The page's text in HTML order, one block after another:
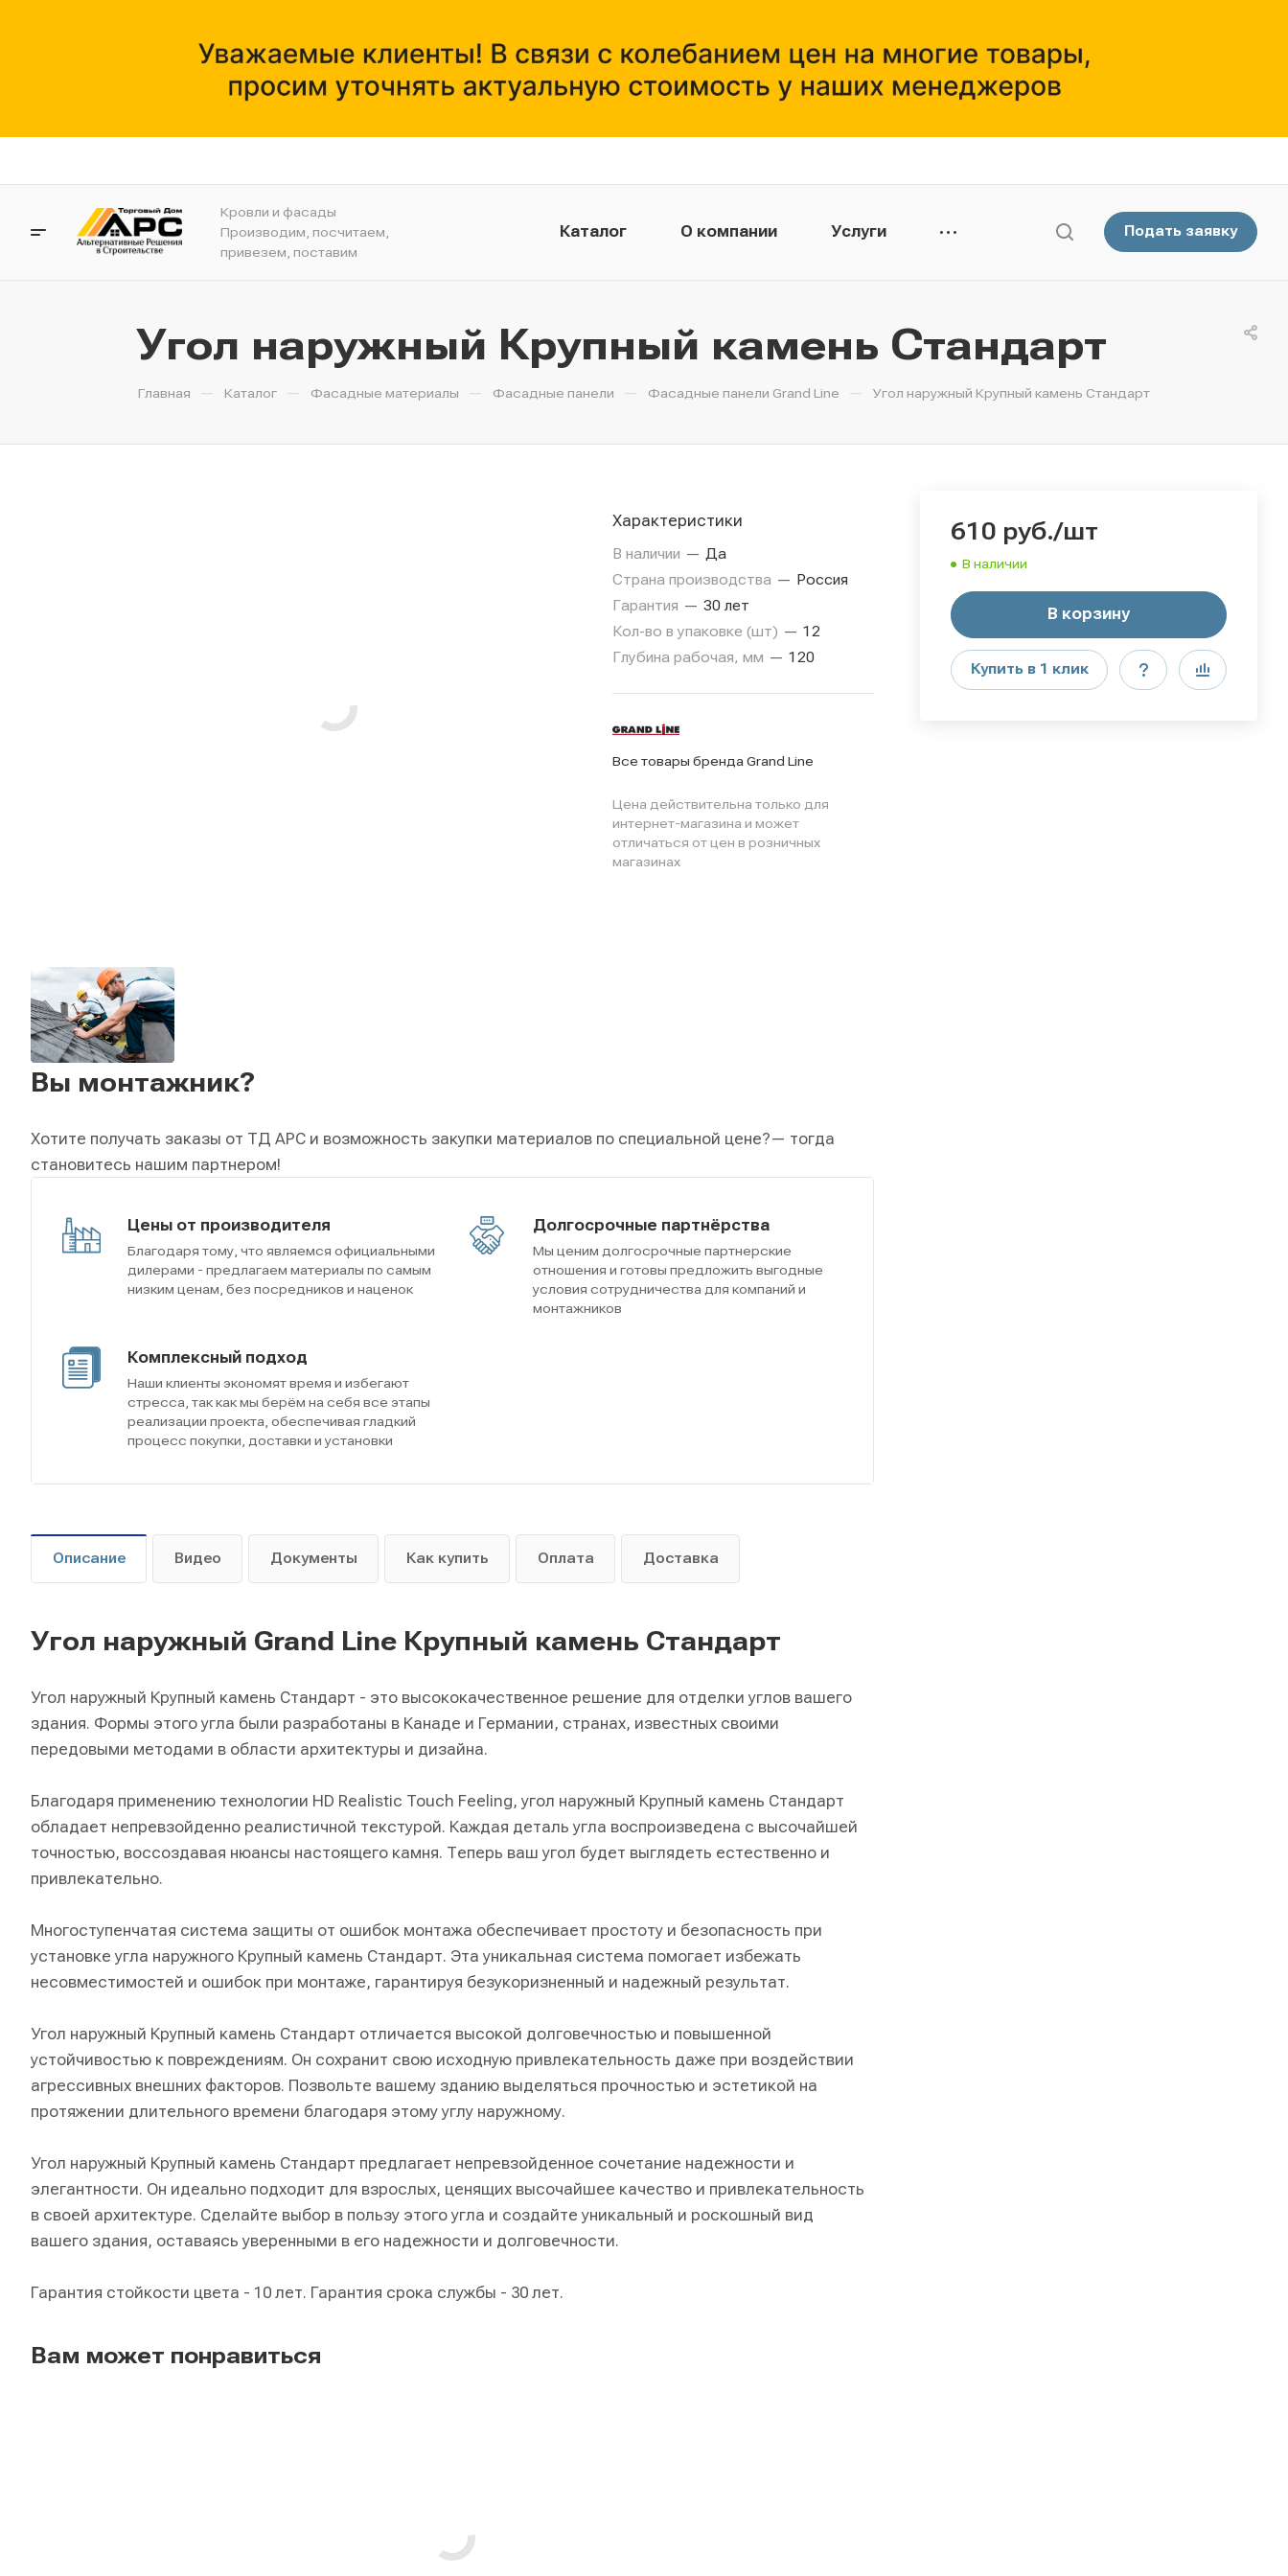
Кровли и фасады
Производим, посчитаем,
привезем, поставим
Каталог О компании Услуги Подать заявку
Угол наружный Крупный камень Стандарт
Главная — Каталог — Фасадные материалы — Фасадные панели — Фасадные панели Grand Line — Угол наружный Крупный камень Стандарт
610 руб./шт
В наличии
В корзину
Купить в 1 клик
Характеристики
В наличии — Да
Страна производства — Россия
Гарантия — 30 лет
Кол-во в упаковке (шт) — 12
Глубина рабочая, мм — 120
Все товары бренда Grand Line
Цена действительна только для
интернет-магазина и может
отличаться от цен в розничных
магазинах
Вы монтажник?
Хотите получать заказы от ТД АРС и возможность закупки материалов по специальной цене?— тогда
становитесь нашим партнером!
Цены от производителя
Благодаря тому, что являемся официальными
дилерами - предлагаем материалы по самым
низким ценам, без посредников и наценок
Долгосрочные партнёрства
Мы ценим долгосрочные партнерские
отношения и готовы предложить выгодные
условия сотрудничества для компаний и
монтажников
Комплексный подход
Наши клиенты экономят время и избегают
стресса, так как мы берём на себя все этапы
реализации проекта, обеспечивая гладкий
процесс покупки, доставки и установки
Описание Видео Документы Как купить Оплата Доставка
Угол наружный Grand Line Крупный камень Стандарт
Угол наружный Крупный камень Стандарт - это высококачественное решение для отделки углов вашего
здания. Формы этого угла были разработаны в Канаде и Германии, странах, известных своими
передовыми методами в области архитектуры и дизайна.
Благодаря применению технологии HD Realistic Touch Feeling, угол наружный Крупный камень Стандарт
обладает непревзойденно реалистичной текстурой. Каждая деталь угла воспроизведена с высочайшей
точностью, воссоздавая нюансы настоящего камня. Теперь ваш угол будет выглядеть естественно и
привлекательно.
Многоступенчатая система защиты от ошибок монтажа обеспечивает простоту и безопасность при
установке угла наружного Крупный камень Стандарт. Эта уникальная система помогает избежать
несовместимостей и ошибок при монтаже, гарантируя безукоризненный и надежный результат.
Угол наружный Крупный камень Стандарт отличается высокой долговечностью и повышенной
устойчивостью к повреждениям. Он сохранит свою исходную привлекательность даже при воздействии
агрессивных внешних факторов. Позвольте вашему зданию выделяться прочностью и эстетикой на
протяжении длительного времени благодаря этому углу наружному.
Угол наружный Крупный камень Стандарт предлагает непревзойденное сочетание надежности и
элегантности. Он идеально подходит для взрослых, ценящих высочайшее качество и привлекательность
в своей архитектуре. Сделайте выбор в пользу этого угла и создайте уникальный и роскошный вид
вашего здания, оставаясь уверенными в его надежности и долговечности.
Гарантия стойкости цвета - 10 лет. Гарантия срока службы - 30 лет.
Вам может понравиться